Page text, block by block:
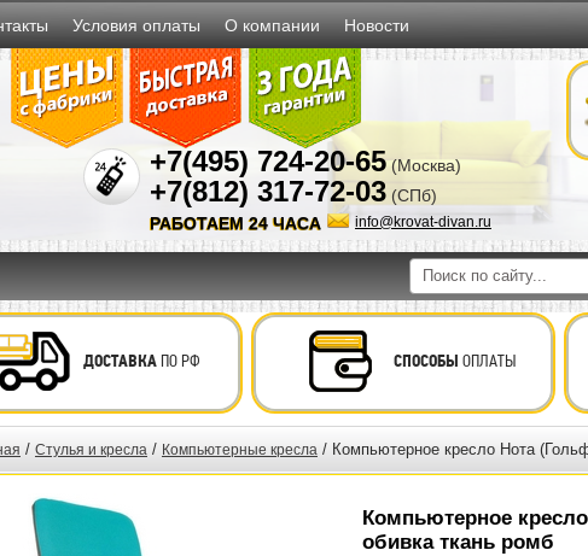
Условия оплаты О компании Новости
+7(495) 724-20-65 (Москва)
+7(812) 317-72-03 (СПб)
info@krovat-divan.ru
РАБОТАЕМ 24 ЧАСА
ДОСТАВКАПО РФ СПОСОБЫ ОПЛАТЫ
/ Стулья и кресла / Компьютерные кресла / Компьютерное кресло Нота
Компьютерное
обивка ткань ромб